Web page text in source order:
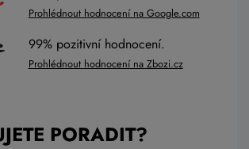
Prohlédnout hodnocení na Google.com
99% pozitivní hodnocení.
Prohlédnout hodnocení na Zbozi.cz
PORADIT?